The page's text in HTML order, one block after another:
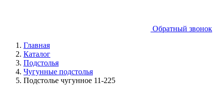
Обратный звонок
Главная
Каталог
Подстолья
Чугунные подстолья
Подстолье чугунное 11-225